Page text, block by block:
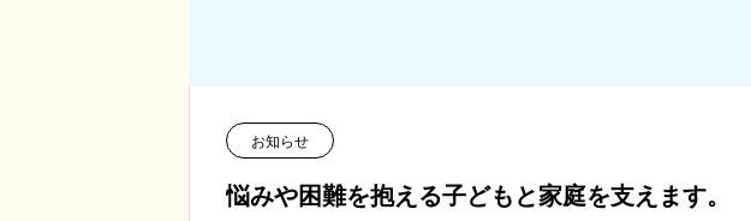
お知らせ
悩みや困難を抱える子どもと家庭を支えます。